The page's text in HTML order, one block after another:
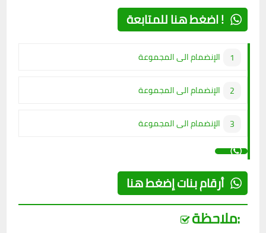
اضغط هنا للمتابعة !
الإنضمام الى المجموعة
الإنضمام الى المجموعة
الإنضمام الى المجموعة
أرقام بنات إضغط هنا
ملاحظة: